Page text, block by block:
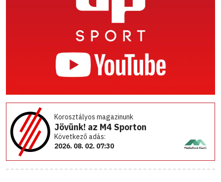
Korosztályos magazinunk
Jövünk! az M4 Sporton
Következő adás:
2026. 08. 02. 07:30